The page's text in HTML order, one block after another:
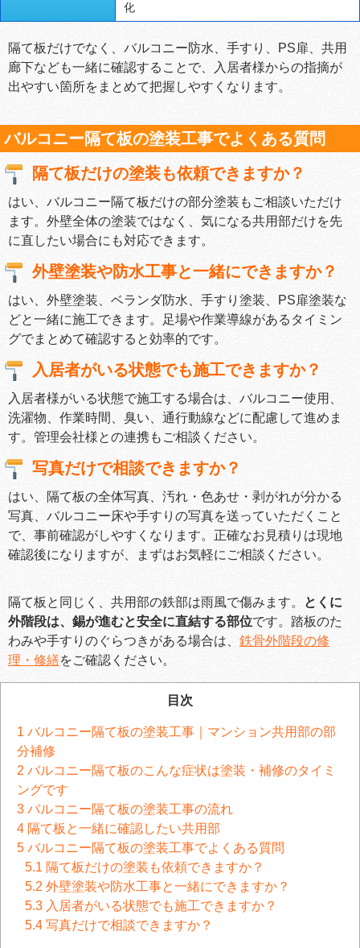
化
隔て板だけでなく、バルコニー防水、手すり、PS扉、共用
廊下なども一緒に確認することで、入居者様からの指摘が
出やすい箇所をまとめて把握しやすくなります。
バルコニー隔て板の塗装工事でよくある質問
隔て板だけの塗装も依頼できますか？
はい、バルコニー隔て板だけの部分塗装もご相談いただけ
ます。外壁全体の塗装ではなく、気になる共用部だけを先
に直したい場合にも対応できます。
外壁塗装や防水工事と一緒にできますか？
はい、外壁塗装、ベランダ防水、手すり塗装、PS扉塗装な
どと一緒に施工できます。足場や作業導線があるタイミン
グでまとめて確認すると効率的です。
入居者がいる状態でも施工できますか？
入居者様がいる状態で施工する場合は、バルコニー使用、
洗濯物、作業時間、臭い、通行動線などに配慮して進めま
す。管理会社様との連携もご相談ください。
写真だけで相談できますか？
はい、隔て板の全体写真、汚れ・色あせ・剥がれが分かる
写真、バルコニー床や手すりの写真を送っていただくこと
で、事前確認がしやすくなります。正確なお見積りは現地
確認後になりますが、まずはお気軽にご相談ください。
隔て板と同じく、共用部の鉄部は雨風で傷みます。
とくに
外階段は、錫が進むと安全に直結する部位です。踏板のた
わみや手すりのぐらつきがある場合は、 鉄骨外階段の修
理・修繕をご確認ください。
目次
1 バルコニー隔て板の塗装工事｜マンション共用部の部
分補修
2 バルコニー隔て板のこんな症状は塗装・補修のタイミ
ングです
3 バルコニー隔て板の塗装工事の流れ
4 隔て板と一緒に確認したい共用部
5 バルコニー隔て板の塗装工事でよくある質問
5.1 隔て板だけの塗装も依頼できますか？
5.2 外壁塗装や防水工事と一緒にできますか？
5.3 入居者がいる状態でも施工できますか？
5.4 写真だけで相談できますか？